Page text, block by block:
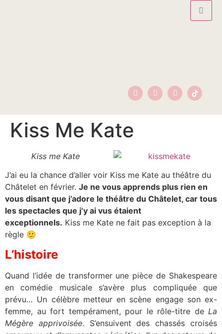
Kiss Me Kate
Kiss me Kate
J’ai eu la chance d’aller voir Kiss me Kate au théâtre du
Châtelet en février. Je ne vous apprends plus rien en
vous disant que j’adore le théâtre du Châtelet, car tous
les spectacles que j’y ai vus étaient
exceptionnels. Kiss me Kate ne fait pas exception à la
règle 🙂
L’histoire
Quand l’idée de transformer une pièce de Shakespeare
en comédie musicale s’avère plus compliquée que
prévu… Un célèbre metteur en scène engage son ex-
femme, au fort tempérament, pour le rôle-titre de La
Mégère apprivoisée. S’ensuivent des chassés croisés